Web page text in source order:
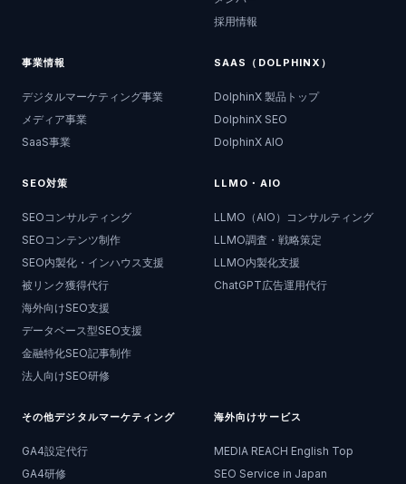
採用情報
事業情報
デジタルマーケティング事業
メディア事業
SaaS事業
SAAS（DOLPHINX）
DolphinX 製品トップ
DolphinX SEO
DolphinX AIO
SEO対策
SEOコンサルティング
SEOコンテンツ制作
SEO内製化・インハウス支援
被リンク獲得代行
海外向けSEO支援
データベース型SEO支援
金融特化SEO記事制作
法人向けSEO研修
LLMO・AIO
LLMO（AIO）コンサルティング
LLMO調査・戦略策定
LLMO内製化支援
ChatGPT広告運用代行
その他デジタルマーケティング
GA4設定代行
GA4研修
海外向けサービス
MEDIA REACH English Top
SEO Service in Japan